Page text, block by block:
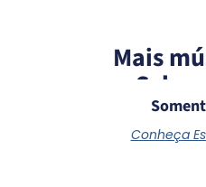
Mais
Conheça